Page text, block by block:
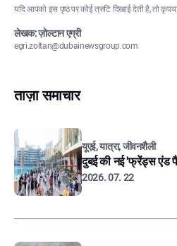
यदि आपको इस पृष्ठ पर कोई त्रुटि दिखाई देती है, तो
लेखक: ज़ोल्टान एग्री
egri.zoltan@dubainewsgroup.com
ताज़ा समाचार
यूएई, यात्रा, जीवनशैली
दुबई की नई 'फ्रेंड्स एंड
2026. 07. 22